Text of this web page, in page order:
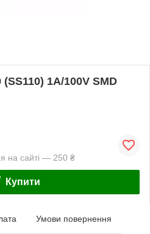
1A/100V SMD
на сайті — 250 ₴
Купити
Умови повернення